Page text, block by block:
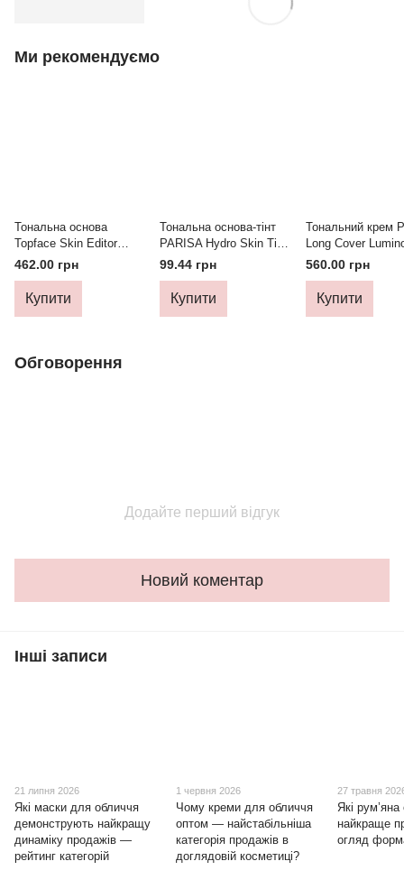
Ми рекомендуємо
Тональна основа
Topface Skin Editor
Matte PT465 - №1
462.00 грн
Купити
Тональна основа-тінт
PARISA Hydro Skin Tint
Foundation PHF-06 -
№01 (Neutral Porcelain)
99.44 грн
Купити
Тональний крем
Long Cover
№00 (Nude)
560.00 грн
Купити
Обговорення
Додайте перший відгук
Новий коментар
Інші записи
21 липня 2026
Які маски для обличчя
демонструють найкращу
динаміку продажів —
рейтинг категорій
1 червня 2026
Чому креми для обличчя
оптом — найстабільніша
категорія продажів в
доглядовій косметиці?
27 травня
Які
найкраще
огляд